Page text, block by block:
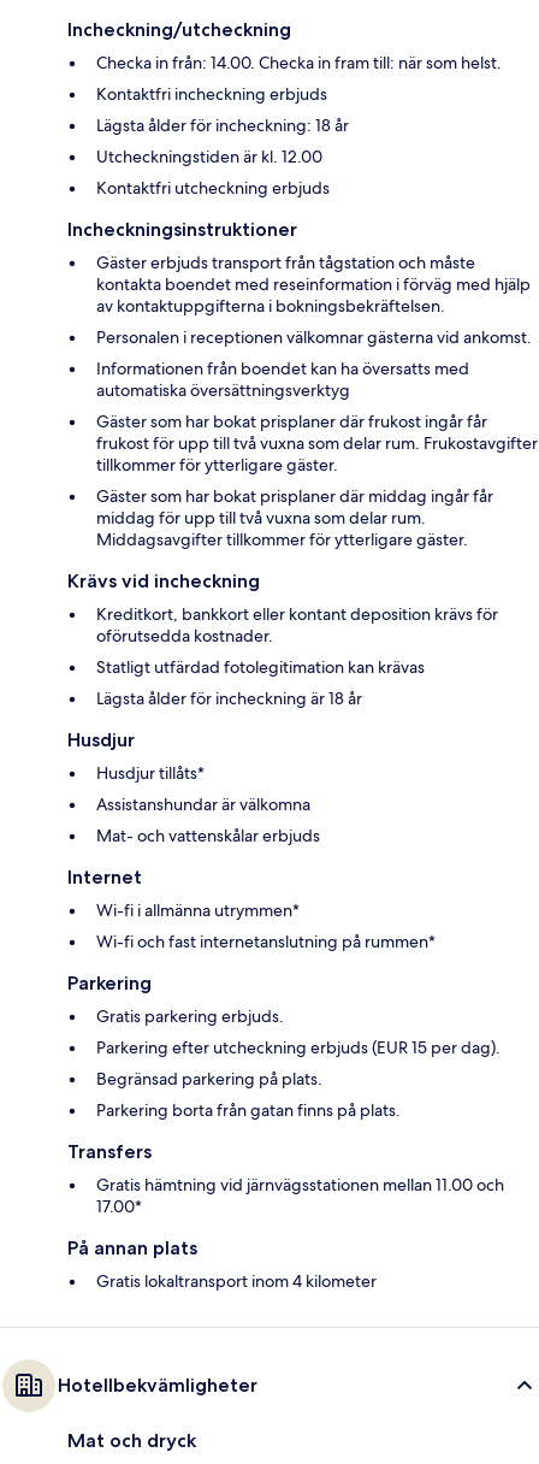
Incheckning/utcheckning
Checka in från: 14.00. Checka in fram till: när som helst.
Kontaktfri incheckning erbjuds
Lägsta ålder för incheckning: 18 år
Utcheckningstiden är kl. 12.00
Kontaktfri utcheckning erbjuds
Incheckningsinstruktioner
Gäster erbjuds transport från tågstation och måste
kontakta boendet med reseinformation i förväg med hjälp
av kontaktuppgifterna i bokningsbekräftelsen.
Personalen i receptionen välkomnar gästerna vid ankomst.
Informationen från boendet kan ha översatts med
automatiska översättningsverktyg
Gäster som har bokat prisplaner där frukost ingår får
frukost för upp till två vuxna som delar rum. Frukostavgifter
tillkommer för ytterligare gäster.
Gäster som har bokat prisplaner där middag ingår får
middag för upp till två vuxna som delar rum.
Middagsavgifter tillkommer för ytterligare gäster.
Krävs vid incheckning
Kreditkort, bankkort eller kontant deposition krävs för
oförutsedda kostnader.
Statligt utfärdad fotolegitimation kan krävas
Lägsta ålder för incheckning är 18 år
Husdjur
Husdjur tillåts*
Assistanshundar är välkomna
Mat- och vattenskålar erbjuds
Internet
Wi-fi i allmänna utrymmen*
Wi-fi och fast internetanslutning på rummen*
Parkering
Gratis parkering erbjuds.
Parkering efter utcheckning erbjuds (EUR 15 per dag).
Begränsad parkering på plats.
Parkering borta från gatan finns på plats.
Transfers
Gratis hämtning vid järnvägsstationen mellan 11.00 och
17.00*
På annan plats
Gratis lokaltransport inom 4 kilometer
Hotellbekvämligheter
Mat och dryck